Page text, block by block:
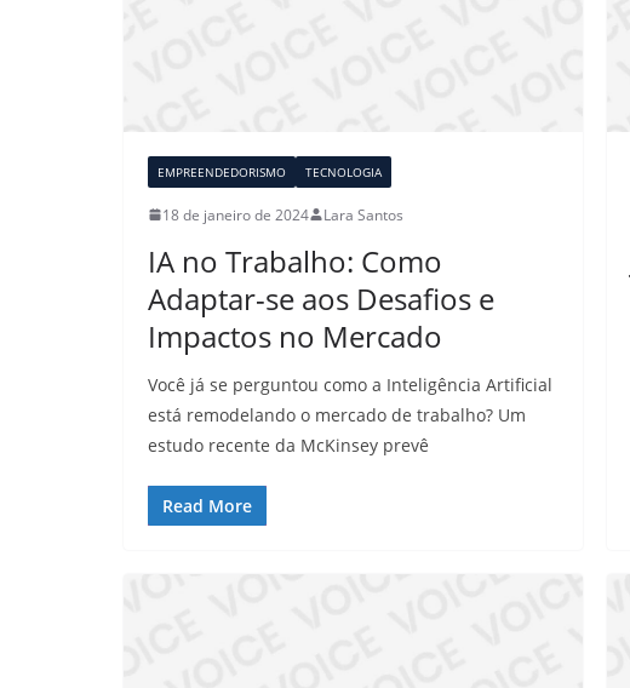
EMPREENDEDORISMO TECNOLOGIA
18 de janeiro de 2024 Lara Santos
IA no Trabalho: Como
Adaptar-se aos Desafios e
Impactos no Mercado
Você já se perguntou como a Inteligência Artificial
está remodelando o mercado de trabalho? Um
estudo recente da McKinsey prevê
Read More